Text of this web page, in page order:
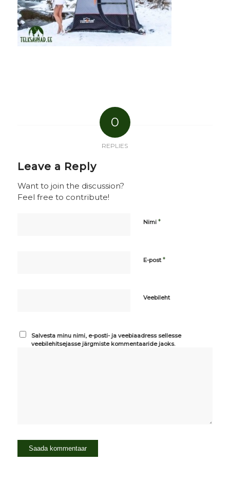
0
REPLIES
Leave a Reply
Want to join the discussion?
Feel free to contribute!
Nimi *
E-post*
Veebileht
Salvesta minu nimi, e-posti- ja veebiaadress sellesse
veebilehitsejasse järgmiste kommentaaride jaoks.